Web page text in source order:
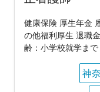
健康保険 厚生年金
の他福利厚生 退職
齢：小学校就学ま
神